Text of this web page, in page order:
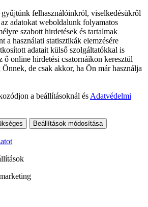
felhasználóinkról, viselkedésükről
adatokat weboldalunk folyamatos
szabott hirdetések és tartalmak
a használati statisztikák elemzésére
adatait külső szolgáltatókkal is
ő online hirdetési csatornáikon keresztül
de csak akkor, ha Ön már használja
a beállításoknál és Adatvédelmi
Beállítások módosítása